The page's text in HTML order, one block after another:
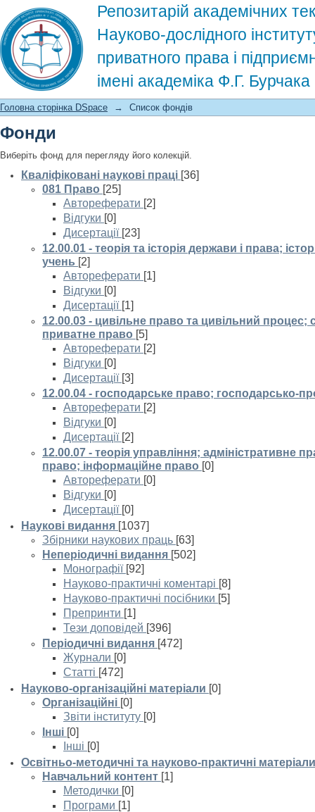
Репозитарій академічних
Науково-дослідного
приватного права і
імені академіка Ф.Г.
Список фондів
Головна сторінка DSpace → Список фондів
Фонди
Виберіть фонд для перегляду його колекцій.
Кваліфіковані наукові праці [36]
081 Право [25]
Автореферати [2]
Відгуки [0]
Дисертації [23]
12.00.01 - теорія та історія держави і права;
учень [2]
Автореферати [1]
Відгуки [0]
Дисертації [1]
12.00.03 - цивільне право та цивільний процес;
приватне право [5]
Автореферати [2]
Відгуки [0]
Дисертації [3]
12.00.04 - господарське право; господарсько-
Автореферати [2]
Відгуки [0]
Дисертації [2]
12.00.07 - теорія управління; адміністративне
право; інформаційне право [0]
Автореферати [0]
Відгуки [0]
Дисертації [0]
Наукові видання [1037]
Збірники наукових праць [63]
Неперіодичні видання [502]
Монографії [92]
Науково-практичні коментарі [8]
Науково-практичні посібники [5]
Препринти [1]
Тези доповідей [396]
Періодичні видання [472]
Журнали [0]
Статті [472]
Науково-організаційні матеріали [0]
Організаційні [0]
Звіти інституту [0]
Інші [0]
Інші [0]
Освітньо-методичні та науково-практичні матеріали
Навчальний контент [1]
Методички [0]
Програми [1]